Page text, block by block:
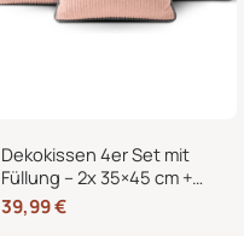
Dekokissen 4er Set mit
Füllung – 2x 35×45 cm +
2x 40×40 cm Zierkissen
für Sofa und Bett
39,99€